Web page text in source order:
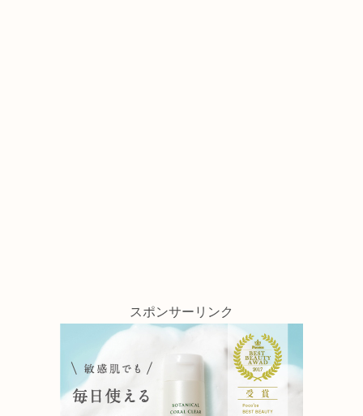
スポンサーリンク